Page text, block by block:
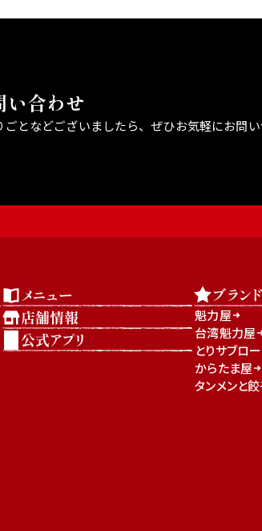
い合わせ
ごとなどございましたら、ぜひお気軽にお問い
メニュー
店舗情報
公式アプリ
ブランド
魁力屋
台湾魁力屋
とりサブロー
からたま屋
タンメンと